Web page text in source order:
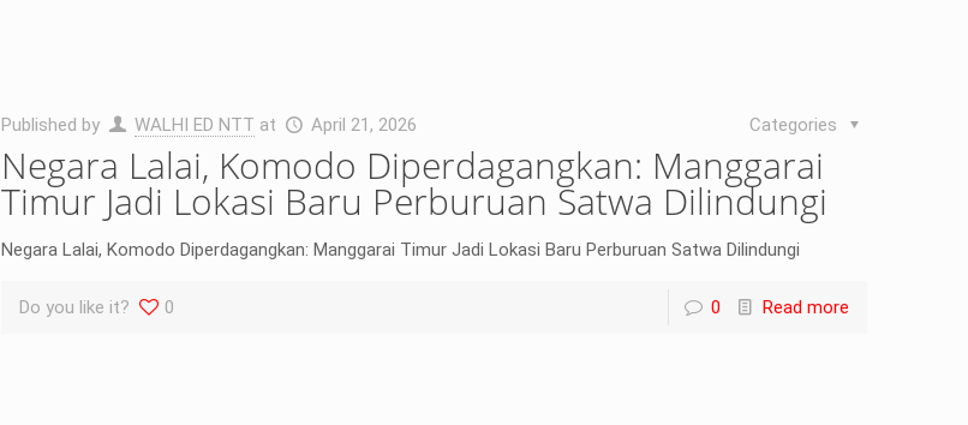
Published by WALHI ED NTT at April 21, 2026 Categories
Negara Lalai, Komodo Diperdagangkan: Manggarai
Timur Jadi Lokasi Baru Perburuan Satwa Dilindungi
Negara Lalai, Komodo Diperdagangkan: Manggarai Timur Jadi Lokasi Baru Perburuan Satwa Dilindungi
Do you like it? 0 0 Read more